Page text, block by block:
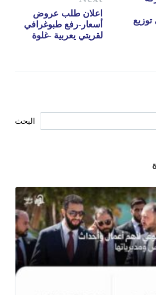
اعلان طلب عروض
أسعار-رفع طبوغرافي
لقريتي يعربية -غلوة
البحث